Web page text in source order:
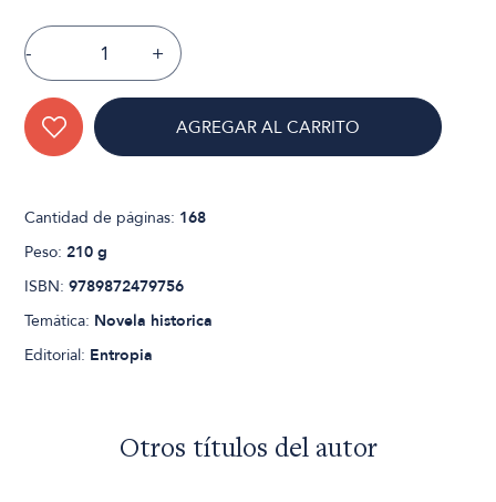
- +
AGREGAR AL CARRITO
Cantidad de páginas: 168
Peso:210 g
ISBN:9789872479756
Temática: Novela historica
Editorial: Entropia
Otros títulos del autor